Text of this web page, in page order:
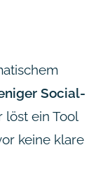
Social-
löst ein Tool
keine klare